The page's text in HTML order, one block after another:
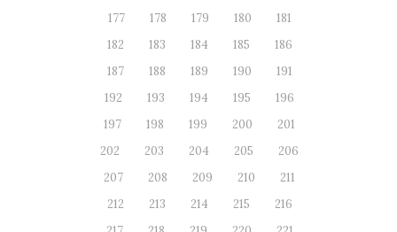
177
178 179 180
181
182
183 184 185
186
187
188 189 190
191
192
193 194 195
196
197
198 199 200
201
202
203 204 205
206
207
208 209 210
211
212
213 214 215
216